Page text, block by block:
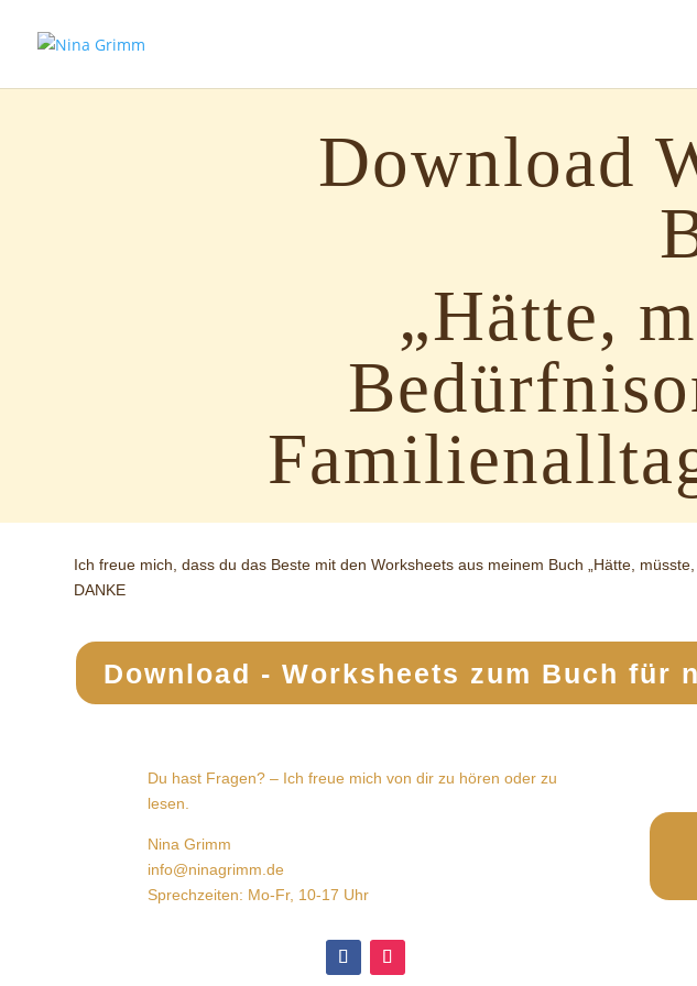
Download
„Hätte,
Ich freue mich, dass du das Beste mit den Worksheets aus meinem Buch „Hätte,
DANKE
Download - Worksheets zum Buch für
Du hast Fragen? – Ich freue mich von dir zu hören oder zu
lesen.
Nina Grimm
info@ninagrimm.de
Sprechzeiten: Mo-Fr, 10-17 Uhr